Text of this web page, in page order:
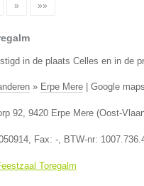
» »»
in de plaats Celles en in de
» Erpe Mere Google maps
92, 9420 Erpe Mere (Oost-
, Fax: -, BTW-nr:
Toregalm